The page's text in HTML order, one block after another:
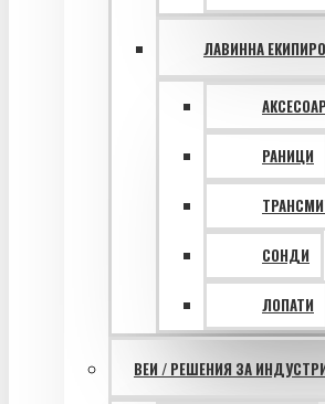
ЛАВИННА
РАНИЦИ
СОНДИ
ЛОПАТИ
ВЕИ / РЕШЕНИЯ ЗА